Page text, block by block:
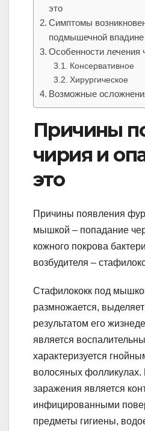
это
Симптомы
подмышечной впадине
Особенности
Консервативное
Хирургическое
Возможные
Причины
чирия и
это
Причины появления
мышкой – попадание
кожного покрова
возбудителя –
Стафилококк под
размножается,
результатом его
является
характеризуется
волосяных фолликулах.
заражения является
инфицированными
предметы гигиены,